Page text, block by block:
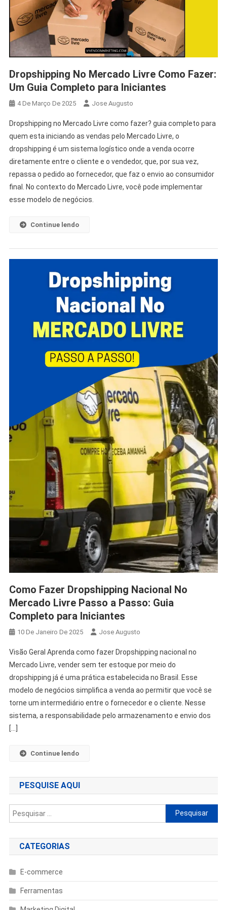
Dropshipping No Mercado Livre Como Fazer:
Um Guia Completo para Iniciantes
4 De Março De 2025 Jose Augusto
Dropshipping no Mercado Livre como fazer? guia completo para
quem esta iniciando as vendas pelo Mercado Livre, o
dropshipping é um sistema logístico onde a venda ocorre
diretamente entre o cliente e o vendedor, que, por sua vez,
repassa o pedido ao fornecedor, que faz o envio ao consumidor
final. No contexto do Mercado Livre, você pode implementar
esse modelo de negócios.
Continue lendo
Como Fazer Dropshipping Nacional No
Mercado Livre Passo a Passo: Guia
Completo para Iniciantes
10 De Janeiro De 2025 Jose Augusto
Visão Geral Aprenda como fazer Dropshipping nacional no
Mercado Livre, vender sem ter estoque por meio do
dropshipping já é uma prática estabelecida no Brasil. Esse
modelo de negócios simplifica a venda ao permitir que você se
torne um intermediário entre o fornecedor e o cliente. Nesse
sistema, a responsabilidade pelo armazenamento e envio dos
[…]
Continue lendo
PESQUISE AQUI
Pesquisar
por:
CATEGORIAS
E-commerce
Ferramentas